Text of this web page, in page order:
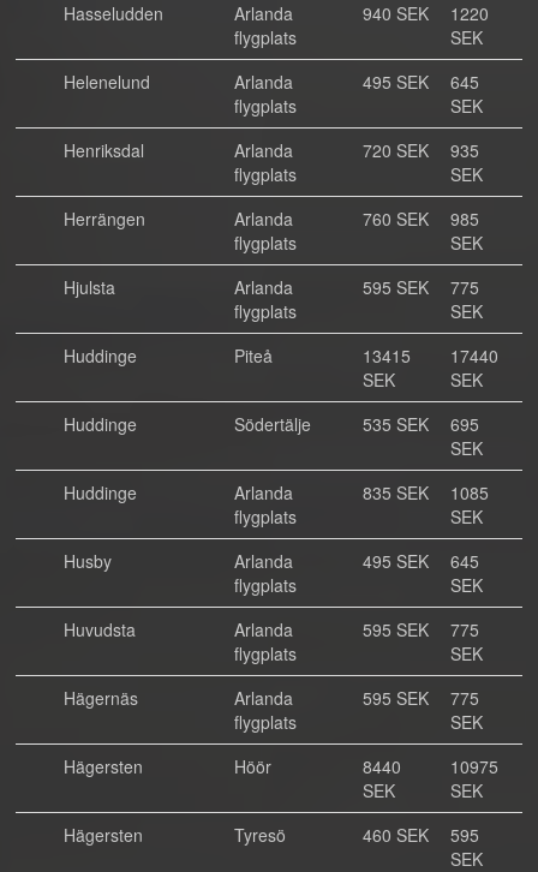
Hasseludden
Arlanda
flygplats
940 SEK
1220
SEK
Helenelund
Arlanda
flygplats
495 SEK
645
SEK
Henriksdal
Arlanda
flygplats
720 SEK
935
SEK
Herrängen
Arlanda
flygplats
760 SEK
985
SEK
Hjulsta
Arlanda
flygplats
595 SEK
775
SEK
Huddinge
Piteå
13415
SEK
17440
SEK
Huddinge
Södertälje 535 SEK
695
SEK
Huddinge
Arlanda
flygplats
835 SEK
1085
SEK
Husby
Arlanda
flygplats
495 SEK
645
SEK
Huvudsta
Arlanda
flygplats
595 SEK
775
SEK
Hägernäs
Arlanda
flygplats
595 SEK
775
SEK
Hägersten
Höör
8440
SEK
10975
SEK
Hägersten
Tyresö 460 SEK
595
SEK